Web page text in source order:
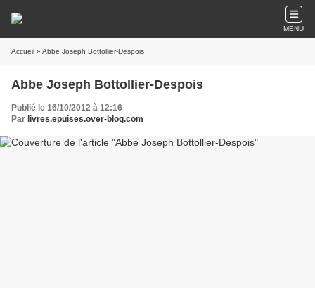
MENU
Accueil » Abbe Joseph Bottollier-Despois
Abbe Joseph Bottollier-Despois
Publié le 16/10/2012 à 12:16
Par livres.epuises.over-blog.com